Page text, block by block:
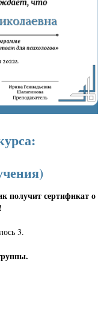
получит сертификат о
3.